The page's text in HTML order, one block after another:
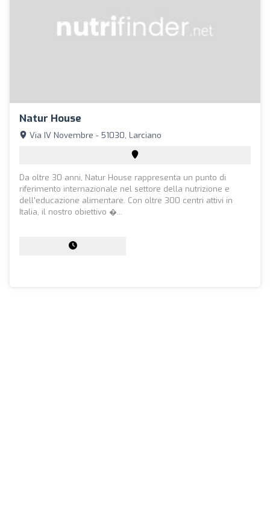
Natur House
Via IV Novembre - 51030, Larciano
Da oltre 30 anni, Natur House rappresenta un punto di
riferimento internazionale nel settore della nutrizione e
dell'educazione alimentare. Con oltre 300 centri attivi in
Italia, il nostro obiettivo �...